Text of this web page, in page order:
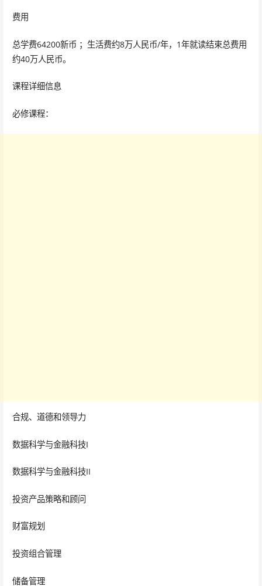
费用
总学费64200新币 ；生活费约8万人民币/年，1年就读结束总费用
约40万人民币。
课程详细信息
必修课程：
合规、道德和领导力
数据科学与金融科技I
数据科学与金融科技II
投资产品策略和顾问
财富规划
投资组合管理
储备管理